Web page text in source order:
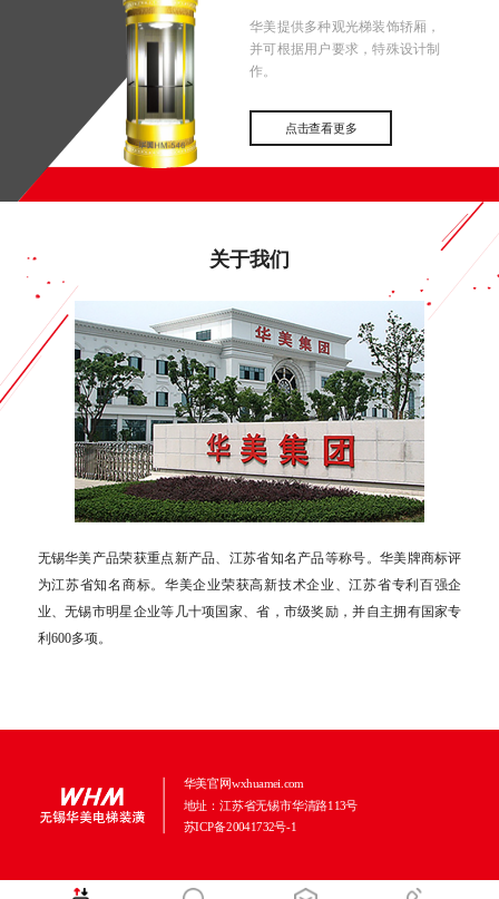
华美提供多种观光梯装饰轿厢，
并可根据用户要求，特殊设计制
作。
点击查看更多
关于我们
无锡华美产品荣获重点新产品、江苏省知名产品等称号。华美牌商标评
为江苏省知名商标。华美企业荣获高新技术企业、江苏省专利百强企
业、无锡市明星企业等几十项国家、省，市级奖励，并自主拥有国家专
利600多项。
华美官网wxhuamei.com
地址：江苏省无锡市华清路113号
苏ICP备20041732号-1